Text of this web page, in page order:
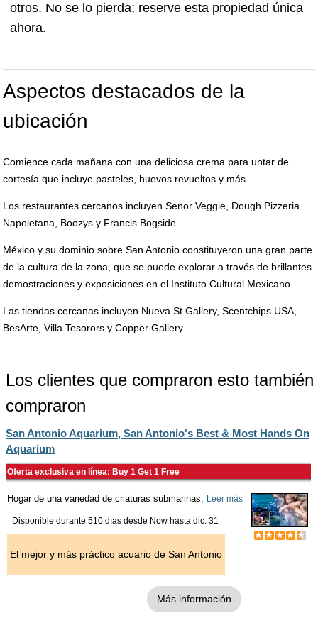
otros. No se lo pierda; reserve esta propiedad única
ahora.
Aspectos destacados de la
ubicación
Comience cada mañana con una deliciosa crema para untar de
cortesía que incluye pasteles, huevos revueltos y más.
Los restaurantes cercanos incluyen Senor Veggie, Dough Pizzeria
Napoletana, Boozys y Francis Bogside.
México y su dominio sobre San Antonio constituyeron una gran parte
de la cultura de la zona, que se puede explorar a través de brillantes
demostraciones y exposiciones en el Instituto Cultural Mexicano.
Las tiendas cercanas incluyen Nueva St Gallery, Scentchips USA,
BesArte, Villa Tesorors y Copper Gallery.
Los clientes que compraron esto también
compraron
San Antonio Aquarium, San Antonio's Best & Most Hands On
Aquarium
Oferta exclusiva en línea: Buy 1 Get 1 Free
Hogar de una variedad de criaturas submarinas, Leer más
Disponible durante 510 días desde Now hasta dic. 31
El mejor y más práctico acuario de San Antonio
Más información